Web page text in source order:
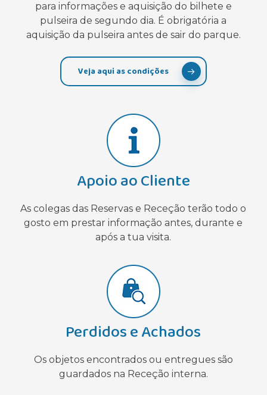
para informações e aquisição do bilhete e
pulseira de segundo dia. É obrigatória a
aquisição da pulseira antes de sair do parque.
Veja aqui as condições
Apoio ao Cliente
As colegas das Reservas e Receção terão todo o
gosto em prestar informação antes, durante e
após a tua visita.
Perdidos e Achados
Os objetos encontrados ou entregues são
guardados na Receção interna.